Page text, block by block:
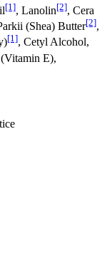
[1], Lanolin[2], Cera
(Shea) Butter[2],
[1], Cetyl Alcohol,
E),